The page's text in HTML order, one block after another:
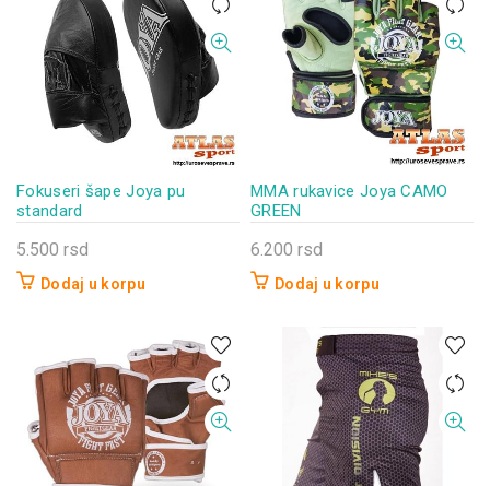
Fokuseri šape Joya pu
standard
5.500 rsd
Dodaj u korpu
MMA rukavice Joya CAMO
GREEN
6.200 rsd
Dodaj u korpu